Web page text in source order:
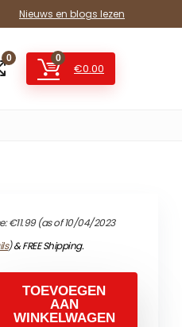
Nieuws en blogs lezen
0 0
€0.00
€11.99(as of 10/04/2023
)&FREE Shipping.
TOEVOEGEN
AAN
WINKELWAGEN